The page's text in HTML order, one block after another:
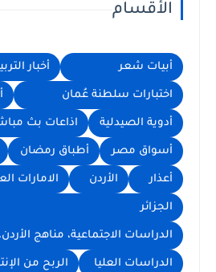
الأقسام
أبيات شعر أخبار
اختبارات سلطنة عُمان
أدوية الصيدلية اذاعات بث
أسواق مصر أطباق رمضان
أعذار الأردن الامارات
الجزائر
الدراسات الاجتماعية، مناهج
الدراسات العليا الربح من